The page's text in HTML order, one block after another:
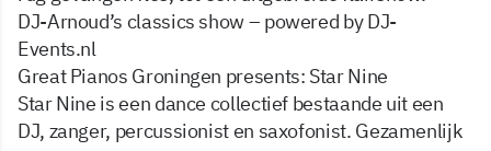
DJ-Arnoud’s classics show – powered by DJ-
Events.nl
Great Pianos Groningen presents: Star Nine
Star Nine is een dance collectief bestaande uit een
DJ, zanger, percussionist en saxofonist. Gezamenlijk